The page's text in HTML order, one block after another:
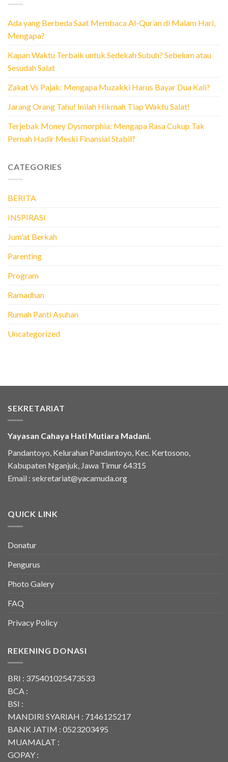
Ada yang Berbeda Saat Membaca Al-Qur’an di Malam Hari,
Mengapa?
Kapan Waktu Terbaik untuk Sedekah Subuh? Sebelum atau
Sesudah Salat
Zakat Vs Pajak: Mengapa Muzakki Harus Bayar Dua Kali?
Jarang Orang Tahu! Inilah Hikmah Tiap Waktu Salat!
Terjebak Money Dysmorphia: Mengapa Rasa Cukup Tak
Pernah Hadir Meski Finansial Stabil?
CATEGORIES
BERITA
INSPIRASI
Jum'at Berkah
Parenting
Program
Ramadhan
Rumah Panti Asuhan
Uncategorized
SEKRETARIAT
Yayasan Cahaya Hati Mutiara Madani.
Pandantoyo, Kelurahan Pandantoyo, Kec. Kertosono,
Kabupaten Nganjuk, Jawa Timur 64315
Email : sekretariat@yacamuda.org
QUICK LINK
Donatur
Pengurus
Photo Galery
FAQ
Privacy Policy
REKENING DONASI
BRI : 375401025473533
BCA :
BSI :
MANDIRI SYARIAH : 7146125217
BANK JATIM : 0523203495
MUAMALAT :
GOPAY :